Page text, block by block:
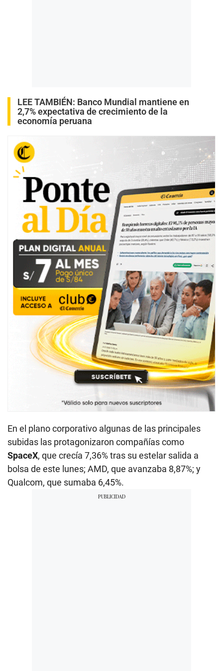
LEE TAMBIÉN: Banco Mundial mantiene en
2,7% expectativa de crecimiento de la
economía peruana
En el plano corporativo algunas de las principales
subidas las protagonizaron compañías como
SpaceX, que crecía 7,36% tras su estelar salida a
bolsa de este lunes; AMD, que avanzaba 8,87%; y
Qualcom, que sumaba 6,45%.